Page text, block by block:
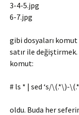
3-4-5.jpg
6-7.jpg
gibi dosyaları
satır ile değiştirmek.
komut:
# ls * | sed ‘s/\(.*\)-
oldu. Buda her